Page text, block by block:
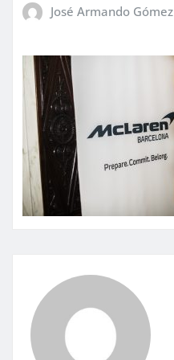
José Armando Gómez